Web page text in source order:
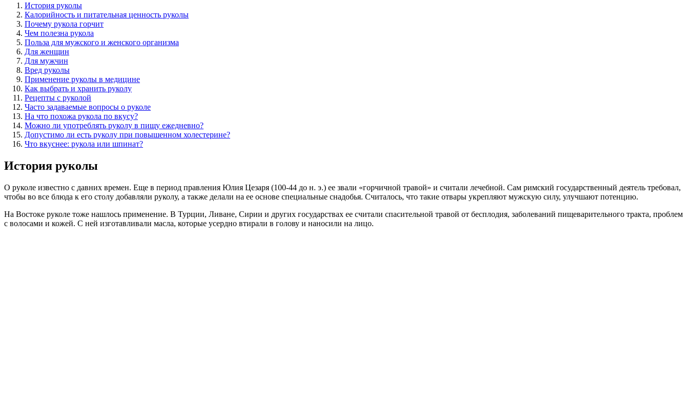
История руколы
Калорийность и питательная ценность руколы
Почему рукола горчит
Чем полезна рукола
Польза для мужского и женского организма
Для женщин
Для мужчин
Вред руколы
Применение руколы в медицине
Как выбрать и хранить руколу
Рецепты с руколой
Часто задаваемые вопросы о руколе
На что похожа рукола по вкусу?
Можно ли употреблять руколу в пищу ежедневно?
Допустимо ли есть руколу при повышенном холестерине?
Что вкуснее: рукола или шпинат?
История руколы
О руколе известно с давних времен. Еще в период правления Юлия Цезаря (100-44 до н. э.) ее звали «горчичной травой» и считали лечебной. Сам римский государственный деятель требовал,
чтобы во все блюда к его столу добавляли руколу, а также делали на ее основе специальные снадобья. Считалось, что такие отвары укрепляют мужскую силу, улучшают потенцию.
На Востоке руколе тоже нашлось применение. В Турции, Ливане, Сирии и других государствах ее считали спасительной травой от бесплодия, заболеваний пищеварительного тракта, проблем
с волосами и кожей. С ней изготавливали масла, которые усердно втирали в голову и наносили на лицо.